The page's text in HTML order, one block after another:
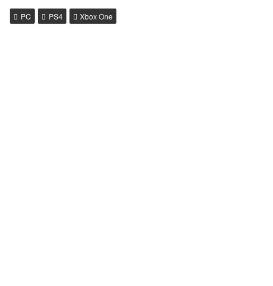
PC PS4 Xbox One